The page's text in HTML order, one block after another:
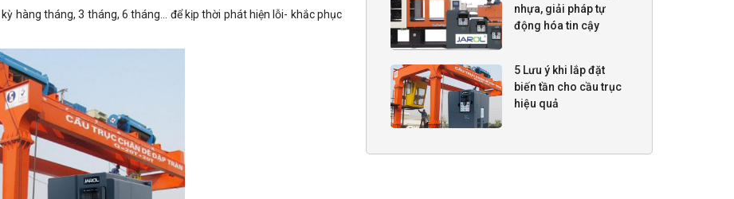
hàng tháng, 3 tháng, 6 tháng… để kịp thời phát hiện lỗi- khắc phục
nhựa, giải pháp tự
động hóa tin cậy
5 Lưu ý khi lắp đặt
biến tần cho cầu trục
hiệu quả